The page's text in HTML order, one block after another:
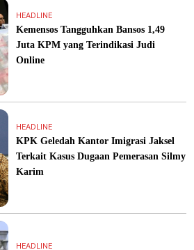
HEADLINE
Kemensos Tangguhkan Bansos 1,49
Juta KPM yang Terindikasi Judi
Online
HEADLINE
KPK Geledah Kantor Imigrasi Jaksel
Terkait Kasus Dugaan Pemerasan Silmy
Karim
HEADLINE